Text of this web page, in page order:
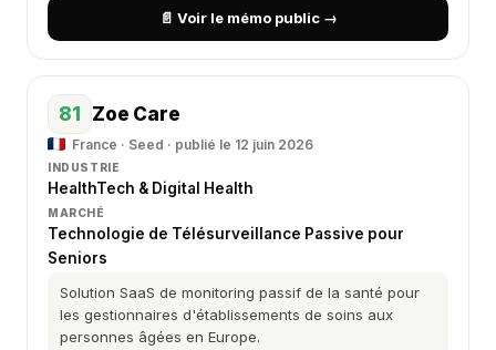
📄 Voir le mémo public →
81 Zoe Care
France · Seed · publié le 12 juin 2026
INDUSTRIE
HealthTech & Digital Health
MARCHÉ
Technologie de Télésurveillance Passive pour
Seniors
Solution SaaS de monitoring passif de la santé pour
les gestionnaires d'établissements de soins aux
personnes âgées en Europe.